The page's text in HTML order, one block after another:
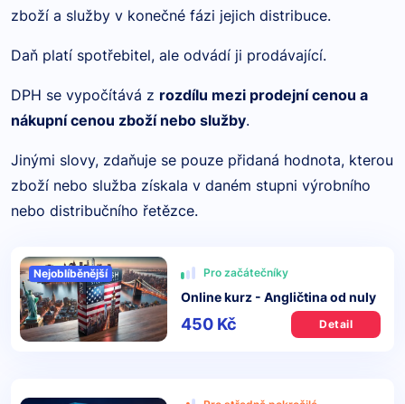
zboží a služby v konečné fázi jejich distribuce.
Daň platí spotřebitel, ale odvádí ji prodávající.
DPH se vypočítává z rozdílu mezi prodejní cenou a
nákupní cenou zboží nebo služby.
Jinými slovy, zdaňuje se pouze přidaná hodnota, kterou
zboží nebo služba získala v daném stupni výrobního
nebo distribučního řetězce.
Nejoblíběnější Pro začátečníky
Online kurz - Angličtina od nuly
450 Kč Detail